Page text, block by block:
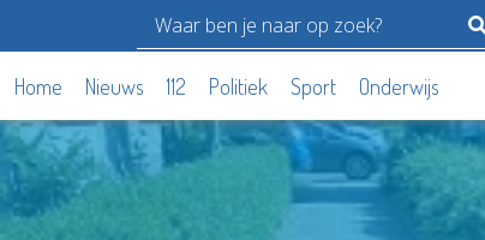
Home Nieuws 112 Politiek Sport Onderwijs